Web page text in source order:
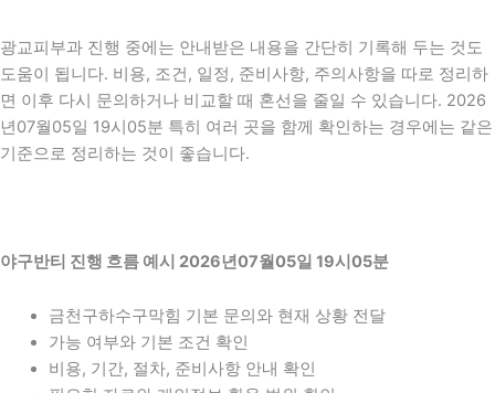
광교피부과 진행 중에는 안내받은 내용을 간단히 기록해 두는 것도
도움이 됩니다. 비용, 조건, 일정, 준비사항, 주의사항을 따로 정리하
면 이후 다시 문의하거나 비교할 때 혼선을 줄일 수 있습니다. 2026
년07월05일 19시05분 특히 여러 곳을 함께 확인하는 경우에는 같은
기준으로 정리하는 것이 좋습니다.
야구반티 진행 흐름 예시 2026년07월05일 19시05분
금천구하수구막힘 기본 문의와 현재 상황 전달
가능 여부와 기본 조건 확인
비용, 기간, 절차, 준비사항 안내 확인